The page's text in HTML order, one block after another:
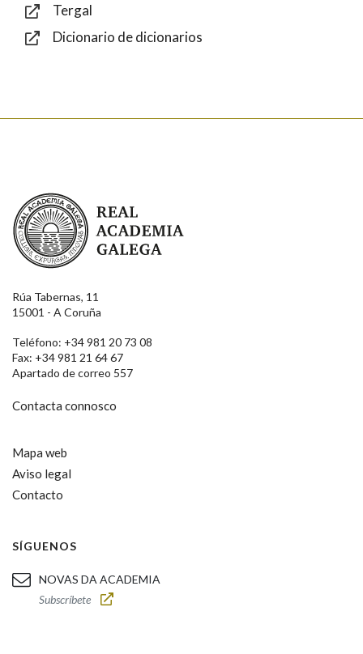
Tergal
Dicionario de dicionarios
Real Academia Galega
Rúa Tabernas, 11
15001 - A Coruña
Teléfono: +34 981 20 73 08
Fax: +34 981 21 64 67
Apartado de correo 557
Contacta connosco
Mapa web
Aviso legal
Contacto
SÍGUENOS
NOVAS DA ACADEMIA
Subscríbete